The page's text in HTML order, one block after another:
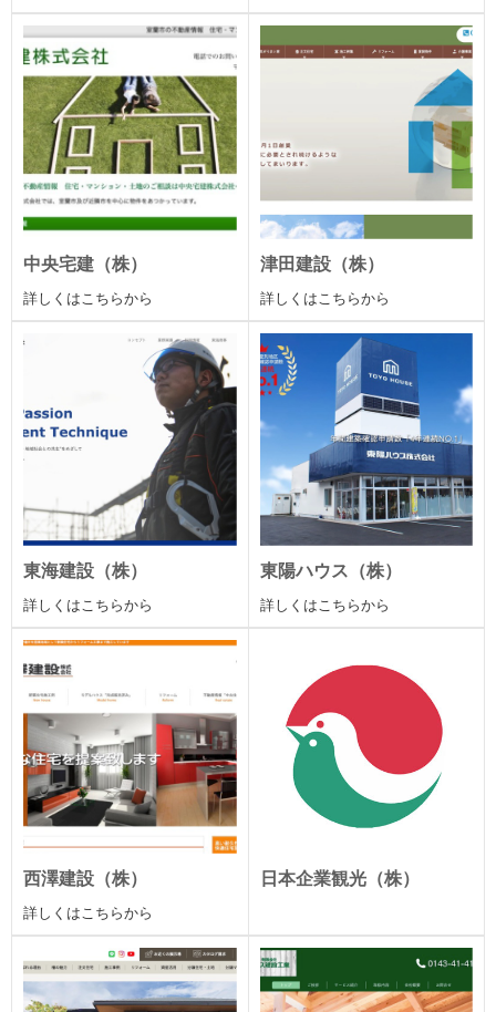
中央宅建（株）
詳しくはこちらから
津田建設（株）
詳しくはこちらから
東海建設（株）
詳しくはこちらから
東陽ハウス（株）
詳しくはこちらから
西澤建設（株）
詳しくはこちらから
日本企業観光（株）